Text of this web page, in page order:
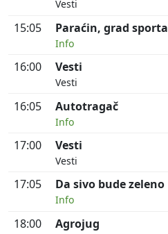
Vesti
15:05 Paraćin, grad sporta
Info
16:00 Vesti
Vesti
16:05 Autotragač
Info
17:00 Vesti
Vesti
17:05 Da sivo bude zeleno
Info
18:00 Agrojug